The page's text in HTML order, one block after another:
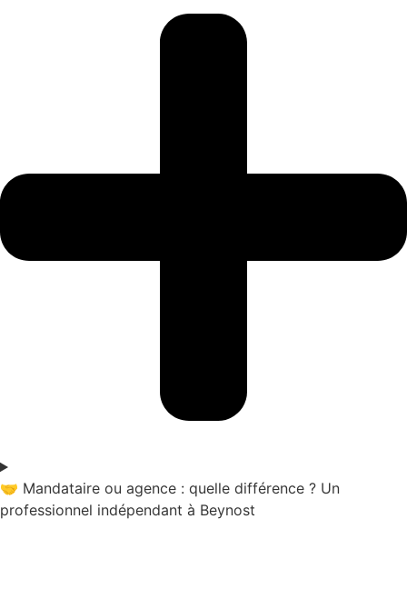
🤝 Mandataire ou agence : quelle différence ? Un
professionnel indépendant à Beynost